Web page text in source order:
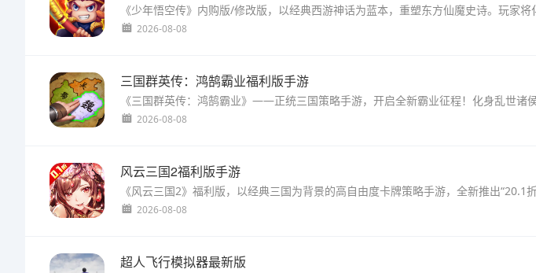
2026-08-08
三国群英传：鸿鹄霸业福利版手游
2026-08-08
风云三国2福利版手游
2026-08-08
超人飞行模拟器最新版